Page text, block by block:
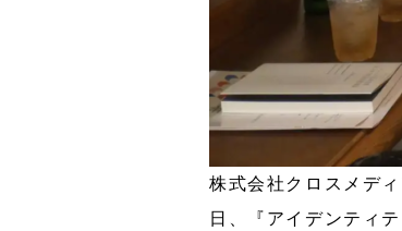
株式会社クロスメデ
日、『アイデンティ